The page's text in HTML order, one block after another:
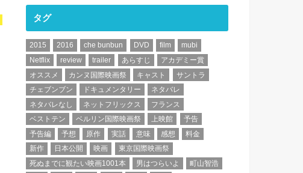
タグ
2015 2016 che bunbun DVD film
mubi
Netflix
review trailer あらすじ
アカデミー賞
オススメ
カンヌ国際映画祭 キャスト
サントラ
チェブンブン
ドキュメンタリー
ネタバレ
ネタバレなし
ネットフリックス
フランス
ベストテン
ベルリン国際映画祭 上映館
予告
予告編
予想 原作 実話 意味 感想
料金
新作
日本公開 映画
東京国際映画祭
死ぬまでに観たい映画1001本
男はつらいよ
町山智浩